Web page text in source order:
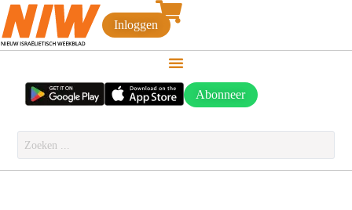
Inloggen
Abonneer